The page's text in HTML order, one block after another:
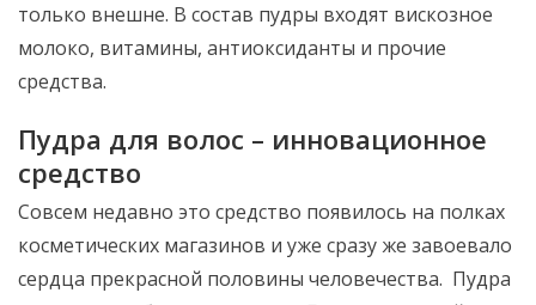
только внешне. В состав пудры входят вискозное
молоко, витамины, антиоксиданты и прочие
средства.
Пудра для волос – инновационное
средство
Совсем недавно это средство появилось на полках
косметических магазинов и уже сразу же завоевало
сердца прекрасной половины человечества. Пудра